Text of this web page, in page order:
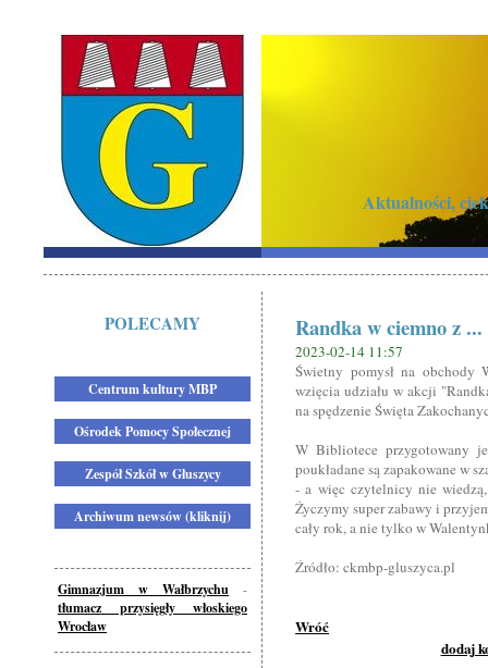
Aktualności,
POLECAMY
Centrum kultury MBP
Ośrodek Pomocy Społecznej
Zespół Szkół w Głuszycy
Archiwum newsów (kliknij)
Gimnazjum w Wałbrzychu -
tłumacz przysięgły włoskiego
Wrocław
Randka w ciemno z
2023-02-14 11:57
Świetny pomysł na obchody
wzięcia udziału w akcji
na spędzenie Święta
W Bibliotece przygotowany
poukładane są zapakowane w
- a więc czytelnicy nie
Życzymy super zabawy i
cały rok, a nie tylko w
Źródło: ckmbp-gluszyca.pl
Wróć
dodaj